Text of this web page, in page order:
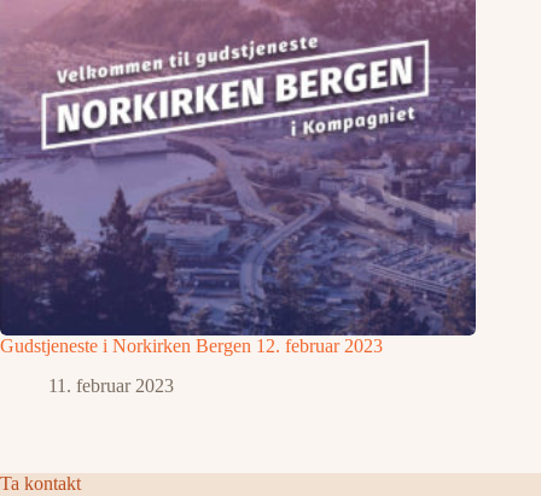
Gudstjeneste i Norkirken Bergen 12. februar 2023
11. februar 2023
Ta kontakt